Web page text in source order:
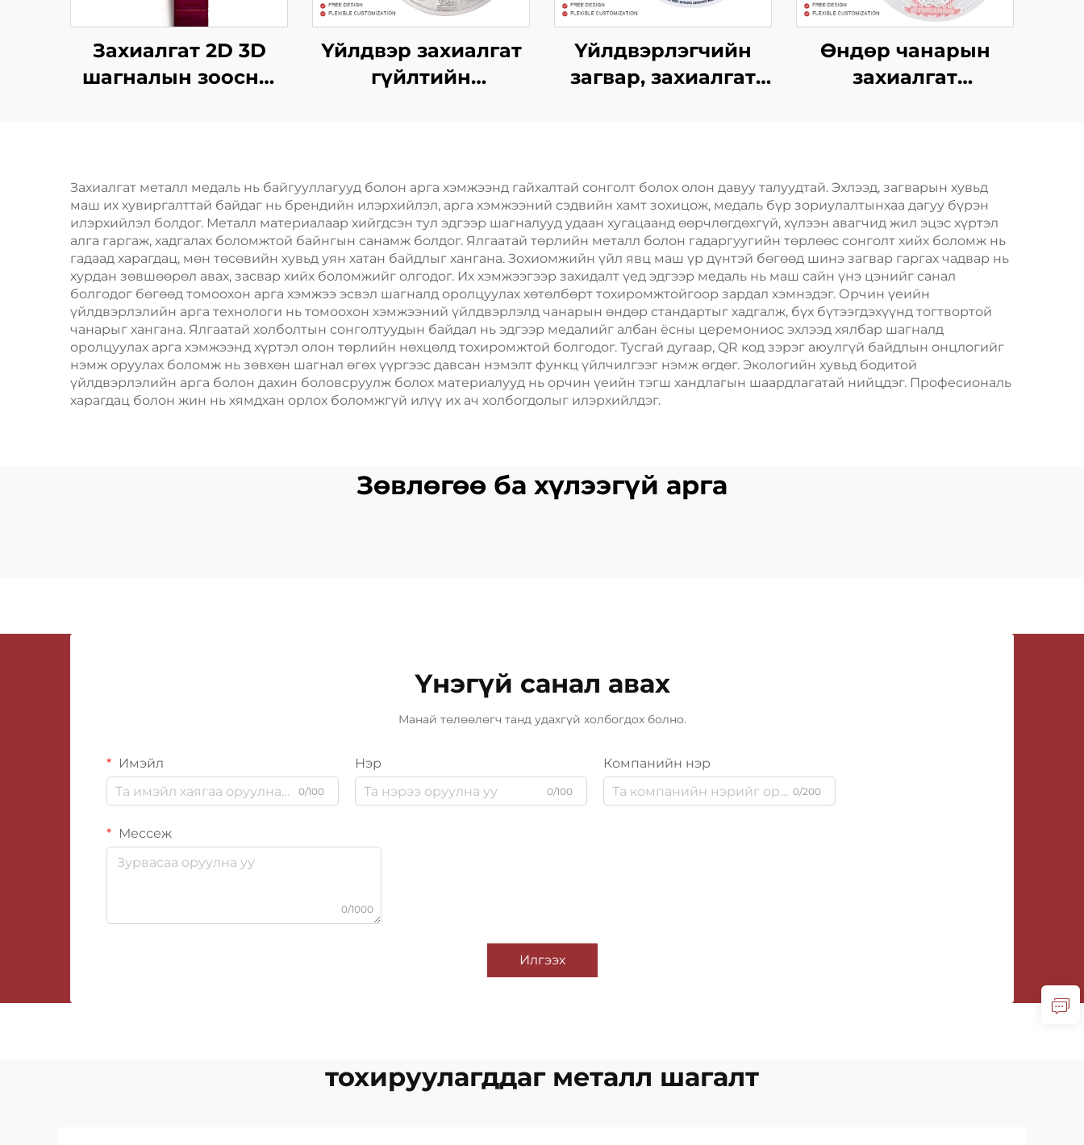
Захиалгат 2D 3D
шагналын зоосны
уралдааны тааврын
зоосыг том
wholesale-оор
Үйлдвэр захиалгат
гүйлтийн
Уралдааны спортын
шагналын зооснууд
аясыг нь оруулж
Үйлдвэрлэгчийн
загвар, захиалгат
марафонд
оролцогчдын
спортын медаль
Өндөр чанарын
захиалгат
медаль, хөшүүргээр
Захиалгат металл медаль нь байгууллагууд болон арга хэмжээнд гайхалтай сонголт болох олон давуу талуудтай. Эхлээд, загварын хувьд
маш их хувиргалттай байдаг нь брендийн илэрхийлэл, арга хэмжээний сэдвийн хамт зохицож, медаль бүр зориулалтынхаа дагуу бүрэн
илэрхийлэл болдог. Металл материалаар хийгдсэн тул эдгээр шагналууд удаан хугацаанд өөрчлөгдөхгүй, хүлээн авагчид жил эцэс хүртэл
алга гаргаж, хадгалах боломжтой байнгын санамж болдог. Ялгаатай төрлийн металл болон гадаргуугийн төрлөөс сонголт хийх боломж нь
гадаад харагдац, мөн төсөвийн хувьд уян хатан байдлыг хангана. Зохиомжийн үйл явц маш үр дүнтэй бөгөөд шинэ загвар гаргах чадвар нь
хурдан зөвшөөрөл авах, засвар хийх боломжийг олгодог. Их хэмжээгээр захидалт үед эдгээр медаль нь маш сайн үнэ цэнийг санал
болгодог бөгөөд томоохон арга хэмжээ эсвэл шагналд оролцуулах хөтөлбөрт тохиромжтойгоор зардал хэмнэдэг. Орчин үеийн
үйлдвэрлэлийн арга технологи нь томоохон хэмжээний үйлдвэрлэлд чанарын өндөр стандартыг хадгалж, бүх бүтээгдэхүүнд тогтвортой
чанарыг хангана. Ялгаатай холболтын сонголтуудын байдал нь эдгээр медалийг албан ёсны церемониос эхлээд хялбар шагналд
оролцуулах арга хэмжээнд хүртэл олон төрлийн нөхцөлд тохиромжтой болгодог. Тусгай дугаар, QR код зэрэг аюулгүй байдлын онцлогийг
нэмж оруулах боломж нь зөвхөн шагнал өгөх үүргээс давсан нэмэлт функц үйлчилгээг нэмж өгдөг. Экологийн хувьд бодитой
үйлдвэрлэлийн арга болон дахин боловсруулж болох материалууд нь орчин үеийн тэгш хандлагын шаардлагатай нийцдэг. Професиональ
харагдац болон жин нь хямдхан орлох боломжгүй илүү их ач холбогдолыг илэрхийлдэг.
Зөвлөгөө ба хүлээгүй арга
Үнэгүй санал авах
Манай төлөөлөгч танд удахгүй холбогдох болно.
Имэйл
0/100
Нэр
0/100
Компанийн нэр
0/200
Мессеж
0/1000
Илгээх
тохируулагддаг металл шагалт